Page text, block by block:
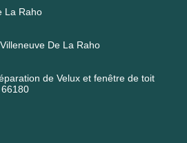
La Raho
De La Raho
de Velux et fenêtre de toit